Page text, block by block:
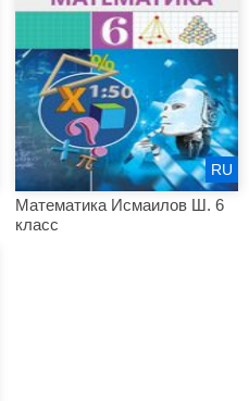
Математика Исмаилов Ш. 6
класс
RU